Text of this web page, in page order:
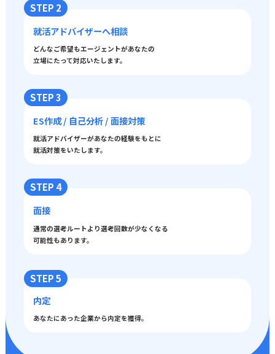
STEP 2
就活アドバイザーへ相談
どんなご希望もエージェントがあなたの
立場にたって対応いたします。
STEP 3
ES作成 / 自己分析 / 面接対策
就活アドバイザーがあなたの経験をもとに
就活対策をいたします。
STEP 4
面接
通常の選考ルートより選考回数が少なくなる
可能性もあります。
STEP 5
内定
あなたにあった企業から内定を獲得。